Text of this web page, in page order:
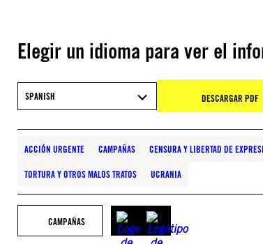
Elegir un idioma para ver el
SPANISH DESCARGAR PDF
ACCIÓN URGENTE CAMPAÑAS CENSURA Y LIBERTAD DE
TORTURA Y OTROS MALOS TRATOS UCRANIA
CAMPAÑAS